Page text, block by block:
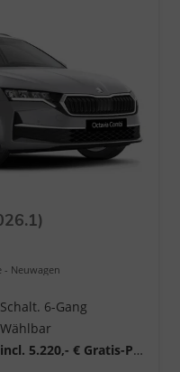
Neuwagen
Schalt. 6-Gang
Wählbar
incl. 5.220,- € Gratis-Paket